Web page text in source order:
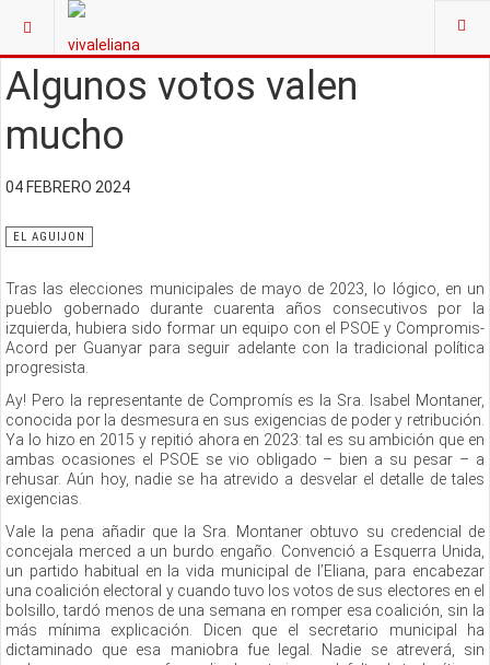
Algunos votos valen
mucho
04 FEBRERO 2024
EL AGUIJON
Tras las elecciones municipales de mayo de 2023, lo lógico, en un
pueblo gobernado durante cuarenta años consecutivos por la
izquierda, hubiera sido formar un equipo con el PSOE y Compromis-
Acord per Guanyar para seguir adelante con la tradicional política
progresista.
Ay! Pero la representante de Compromís es la Sra. Isabel Montaner,
conocida por la desmesura en sus exigencias de poder y retribución.
Ya lo hizo en 2015 y repitió ahora en 2023: tal es su ambición que en
ambas ocasiones el PSOE se vio obligado – bien a su pesar – a
rehusar. Aún hoy, nadie se ha atrevido a desvelar el detalle de tales
exigencias.
Vale la pena añadir que la Sra. Montaner obtuvo su credencial de
concejala merced a un burdo engaño. Convenció a Esquerra Unida,
un partido habitual en la vida municipal de l’Eliana, para encabezar
una coalición electoral y cuando tuvo los votos de sus electores en el
bolsillo, tardó menos de una semana en romper esa coalición, sin la
más mínima explicación. Dicen que el secretario municipal ha
dictaminado que esa maniobra fue legal. Nadie se atreverá, sin